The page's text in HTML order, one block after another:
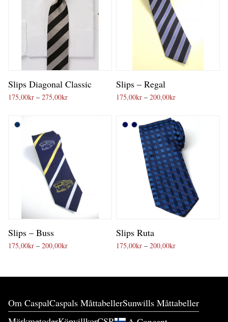
Slips Diagonal Classic
175,00kr – 275,00krPrisintervall: 175,00kr till 275,00kr
Slips – Regal
175,00kr – 200,00krPrisintervall:
Slips – Buss
175,00kr – 200,00krPrisintervall: 175,00kr till 200,00kr
Slips Ruta
175,00kr – 200,00krPrisintervall:
Om CaspalCaspals MåttabellerSunwills Måttabeller